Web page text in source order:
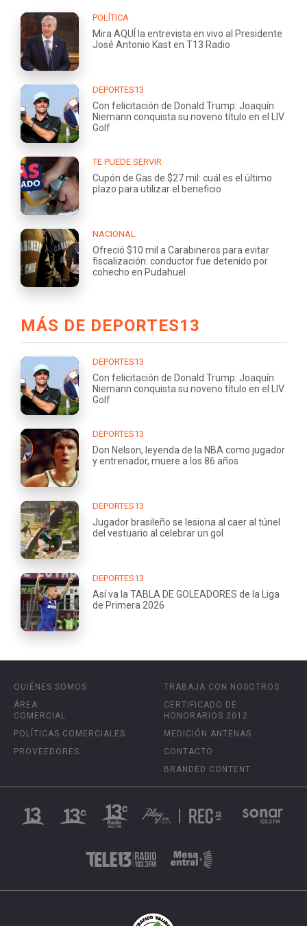
POLÍTICA
Mira AQUÍ la entrevista en vivo al Presidente
José Antonio Kast en T13 Radio
DEPORTES13
Con felicitación de Donald Trump: Joaquín
Niemann conquista su noveno título en el LIV
Golf
TE PUEDE SERVIR
Cupón de Gas de $27 mil: cuál es el último
plazo para utilizar el beneficio
NACIONAL
Ofreció $10 mil a Carabineros para evitar
fiscalización: conductor fue detenido por
cohecho en Pudahuel
MÁS DE DEPORTES13
DEPORTES13
Con felicitación de Donald Trump: Joaquín
Niemann conquista su noveno título en el LIV
Golf
DEPORTES13
Don Nelson, leyenda de la NBA como jugador
y entrenador, muere a los 86 años
DEPORTES13
Jugador brasileño se lesiona al caer al túnel
del vestuario al celebrar un gol
DEPORTES13
Así va la TABLA DE GOLEADORES de la Liga
de Primera 2026
QUIÉNES SOMOS
ÁREA
COMERCIAL
POLÍTICAS COMERCIALES
PROVEEDORES
TRABAJA CON NOSOTROS
CERTIFICADO DE
HONORARIOS 2012
MEDICIÓN ANTENAS
CONTACTO
BRANDED CONTENT